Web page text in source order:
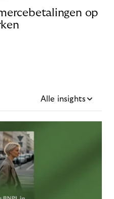
op
Alle insights